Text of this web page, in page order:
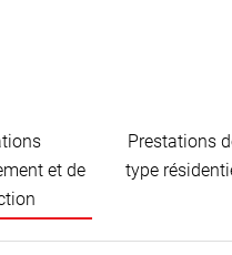
et de
Prestations
type